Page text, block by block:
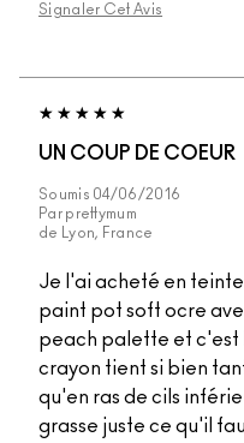
Signaler Cet Avis
UN COUP DE COEUR
Soumis 04/06/2016
Par prettymum
de
Lyon, France
Je l'ai acheté en
paint pot soft ocre
peach palette et c'est
crayon tient si bien
qu'en ras de cils
grasse juste ce qu'il